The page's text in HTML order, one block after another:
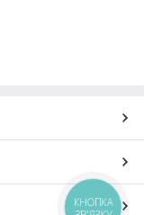
КНОПКА